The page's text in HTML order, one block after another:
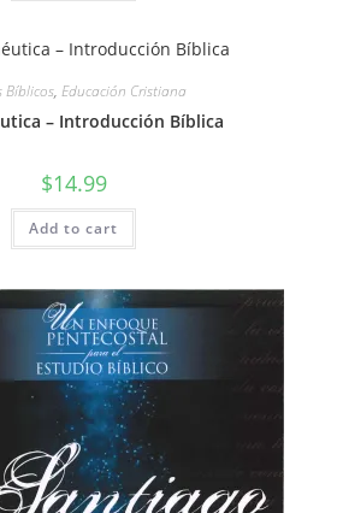
Bíblicos, Educación Cristiana
– Introducción Bíblica
$14.99
Add to cart